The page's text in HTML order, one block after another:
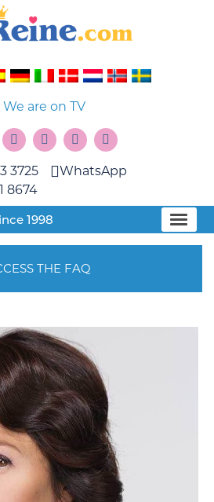
We are on TV
3725
8674
WhatsApp
1998
THE FAQ